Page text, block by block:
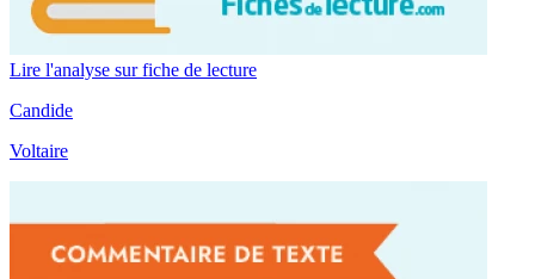
Lire l'analyse sur fiche de lecture
Candide
Voltaire